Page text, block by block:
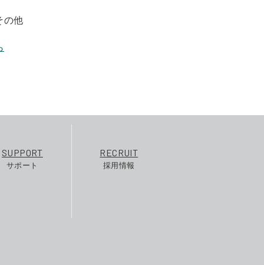
の他
SUPPORT
サポート
RECRUIT
採用情報